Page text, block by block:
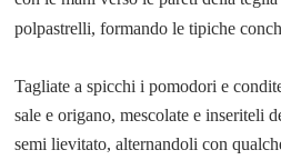
polpastrelli, formando le tipiche
Tagliate a spicchi i pomodori e
sale e origano, mescolate e inseriteli
semi lievitato, alternandoli con